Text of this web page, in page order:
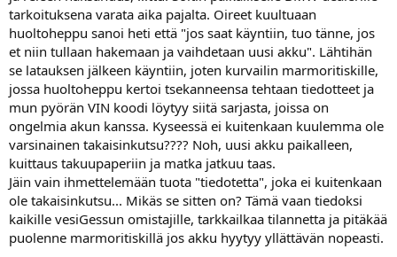
tarkoituksena varata aika pajalta. Oireet kuultuaan
huoltoheppu sanoi heti että "jos saat käyntiin, tuo tänne, jos
et niin tullaan hakemaan ja vaihdetaan uusi akku". Lähtihän
se latauksen jälkeen käyntiin, joten kurvailin marmoritiskille,
jossa huoltoheppu kertoi tsekanneensa tehtaan tiedotteet ja
mun pyörän VIN koodi löytyy siitä sarjasta, joissa on
ongelmia akun kanssa. Kyseessä ei kuitenkaan kuulemma ole
varsinainen takaisinkutsu???? Noh, uusi akku paikalleen,
kuittaus takuupaperiin ja matka jatkuu taas.
Jäin vain ihmettelemään tuota "tiedotetta", joka ei kuitenkaan
ole takaisinkutsu... Mikäs se sitten on? Tämä vaan tiedoksi
kaikille vesiGessun omistajille, tarkkailkaa tilannetta ja pitäkää
puolenne marmoritiskillä jos akku hyytyy yllättävän nopeasti.